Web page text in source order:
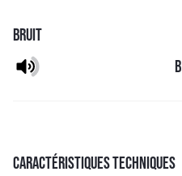
BRUIT
B
CARACTÉRISTIQUES TECHNIQUES